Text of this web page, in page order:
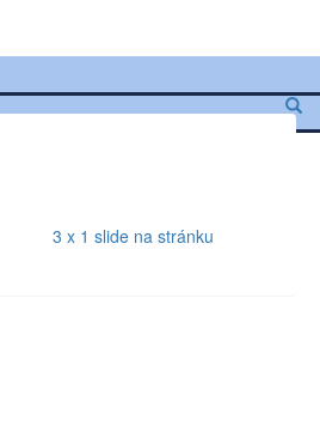
3 x 1 slide na stránku